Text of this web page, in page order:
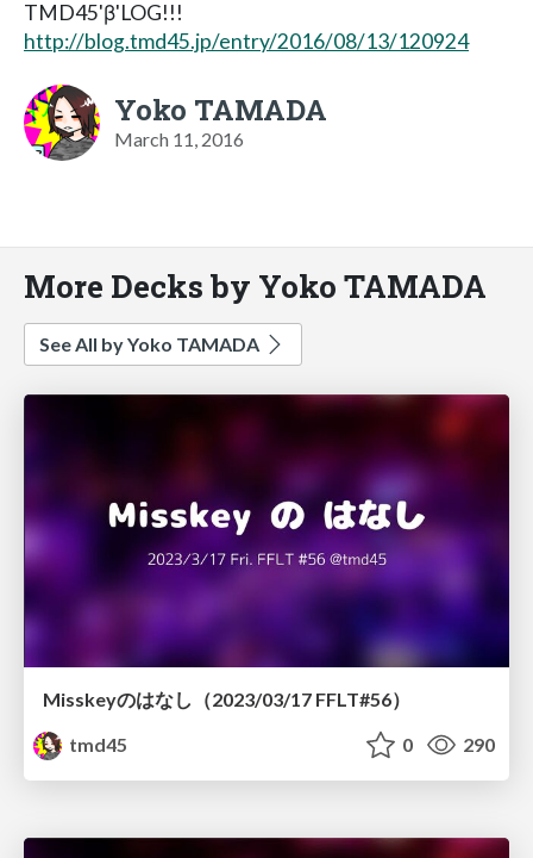
TMD45'β'LOG!!!
http://blog.tmd45.jp/entry/2016/08/13/120924
Yoko TAMADA
March 11, 2016
More Decks by Yoko TAMADA
See All by Yoko TAMADA
Misskeyのはなし（2023/03/17 FFLT#56）
tmd45
0 290